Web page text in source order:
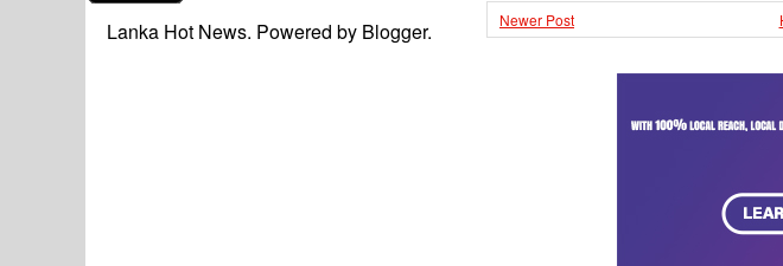
Lanka Hot News. Powered by Blogger. Newer Post